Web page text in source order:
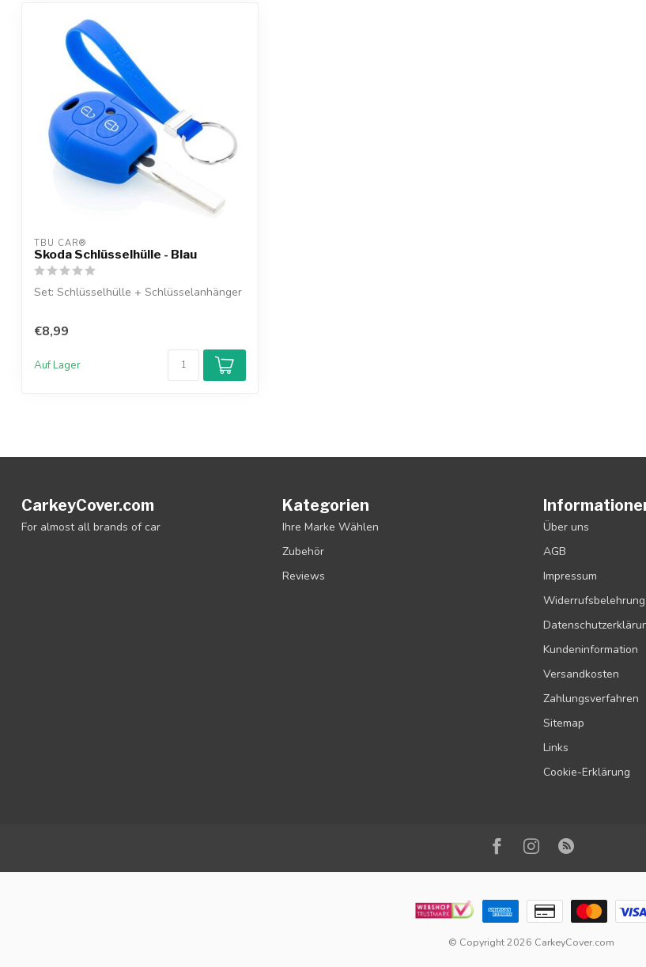
TBU CAR®
Skoda Schlüsselhülle - Blau
Set: Schlüsselhülle + Schlüsselanhänger
€8,99
Auf Lager
CarkeyCover.com
For almost all brands of car
Kategorien
Ihre Marke Wählen
Zubehör
Reviews
Über uns
AGB
Impressum
Widerrufsbelehrung
Kundeninformation
Versandkosten
Zahlungsverfahren
Sitemap
Links
Cookie-Erklärung
© Copyright 2026 CarkeyCover.com